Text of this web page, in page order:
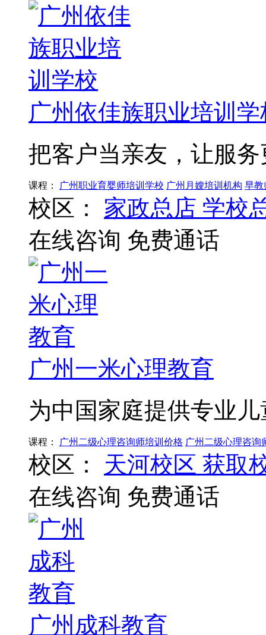
广州依佳族职业培训学
把客户当亲友，让服
课程： 广州职业育婴师培训学校 广州月嫂培训机构 早教
校区： 家政总店 学校
在线咨询 免费通话
广州一米心理教育
为中国家庭提供专业
课程： 广州二级心理咨询师培训价格 广州二级心理咨询
校区： 天河校区 获取
在线咨询 免费通话
广州成科教育